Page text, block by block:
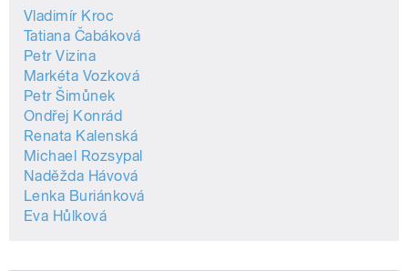
Vladimír Kroc
Tatiana Čabáková
Petr Vizina
Markéta Vozková
Petr Šimůnek
Ondřej Konrád
Renata Kalenská
Michael Rozsypal
Naděžda Hávová
Lenka Buriánková
Eva Hůlková